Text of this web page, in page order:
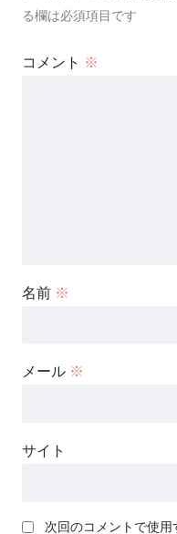
る欄は必須項目です
コメント ※
名前 ※
メール ※
サイト
次回のコメントで使用